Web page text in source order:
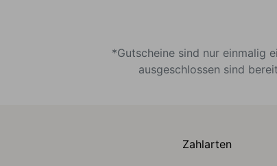
*Gutscheine sind nur einmalig
ausgeschlossen sind
Zahlarten